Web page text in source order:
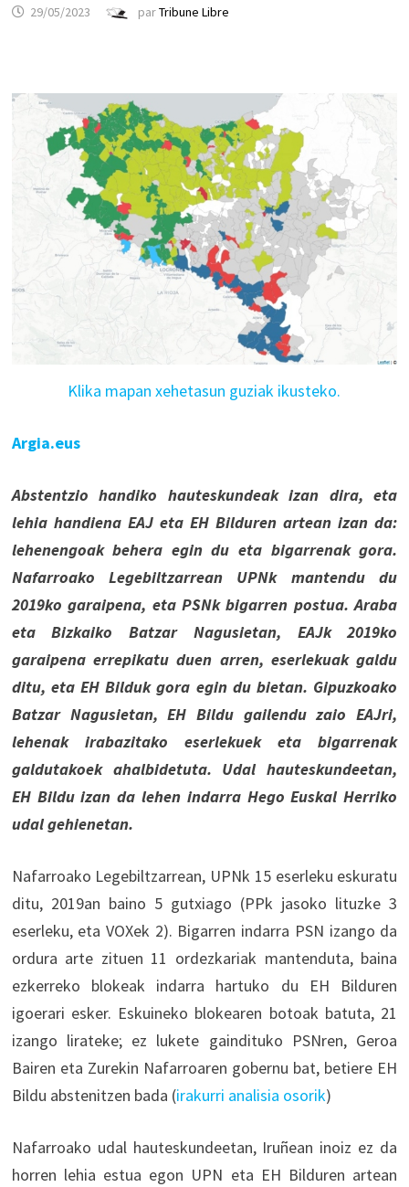
29/05/2023 parTribune Libre
Klika mapan xehetasun guziak ikusteko.
Argia.eus
Abstentzio handiko hauteskundeak izan dira, eta
lehia handiena EAJ eta EH Bilduren artean izan da:
lehenengoak behera egin du eta bigarrenak gora.
Nafarroako Legebiltzarrean UPNk mantendu du
2019ko garaipena, eta PSNk bigarren postua. Araba
eta Bizkaiko Batzar Nagusietan, EAJk 2019ko
garaipena errepikatu duen arren, eserlekuak galdu
ditu, eta EH Bilduk gora egin du bietan. Gipuzkoako
Batzar Nagusietan, EH Bildu gailendu zaio EAJri,
lehenak irabazitako eserlekuek eta bigarrenak
galdutakoek ahalbidetuta. Udal hauteskundeetan,
EH Bildu izan da lehen indarra Hego Euskal Herriko
udal gehienetan.
Nafarroako Legebiltzarrean, UPNk 15 eserleku eskuratu
ditu, 2019an baino 5 gutxiago (PPk jasoko lituzke 3
eserleku, eta VOXek 2). Bigarren indarra PSN izango da
ordura arte zituen 11 ordezkariak mantenduta, baina
ezkerreko blokeak indarra hartuko du EH Bilduren
igoerari esker. Eskuineko blokearen botoak batuta, 21
izango lirateke; ez lukete gaindituko PSNren, Geroa
Bairen eta Zurekin Nafarroaren gobernu bat, betiere EH
Bildu abstenitzen bada (irakurri analisia osorik)
Nafarroako udal hauteskundeetan, Iruñean inoiz ez da
horren lehia estua egon UPN eta EH Bilduren artean